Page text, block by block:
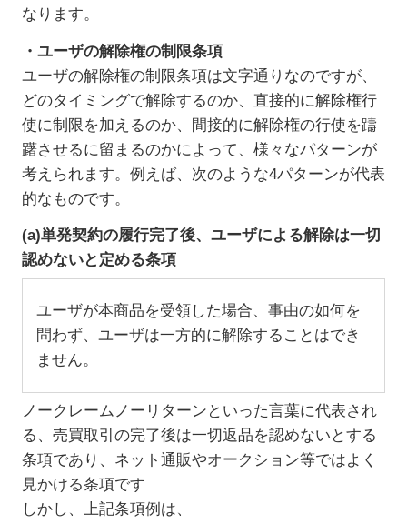
なります。
・ユーザの解除権の制限条項
ユーザの解除権の制限条項は文字通りなのですが、
どのタイミングで解除するのか、直接的に解除権行
使に制限を加えるのか、間接的に解除権の行使を躊
躇させるに留まるのかによって、様々なパターンが
考えられます。例えば、次のような4パターンが代表
的なものです。
(a)単発契約の履行完了後、ユーザによる解除は一切
認めないと定める条項
ユーザが本商品を受領した場合、事由の如何を
問わず、ユーザは一方的に解除することはでき
ません。
ノークレームノーリターンといった言葉に代表され
る、売買取引の完了後は一切返品を認めないとする
条項であり、ネット通販やオークション等ではよく
見かける条項です
しかし、上記条項例は、